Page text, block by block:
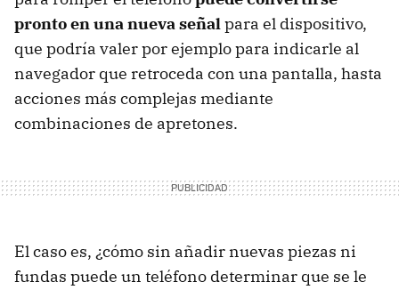
pronto en una nueva señalpara el dispositivo,
que podría valer por ejemplo para indicarle al
navegador que retroceda con una pantalla, hasta
acciones más complejas mediante
combinaciones de apretones.
El caso es, ¿cómo sin añadir nuevas piezas ni
fundas puede un teléfono determinar que se le